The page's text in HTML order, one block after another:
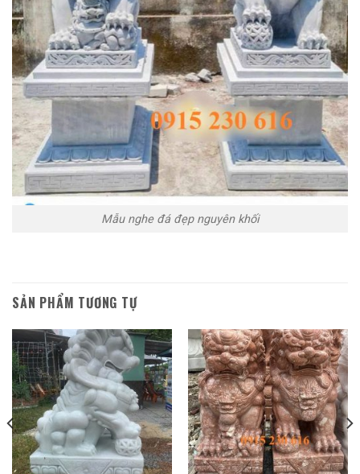
Mẫu nghe đá đẹp nguyên khối
SẢN PHẨM TƯƠNG TỰ